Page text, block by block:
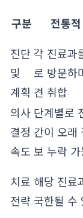
구분 전통
진단
및
계획
각 진료과
로 방문하
견 취합
의사
결정
속도
단계별로
간이 오래
보 누락 가
치료
전략
해당 진료
국한될 수